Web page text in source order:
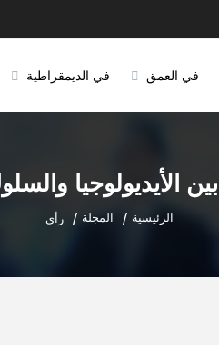
في العمق في الديمقراطية
الأيديولوجيا
الرئيسية المجلة رأي